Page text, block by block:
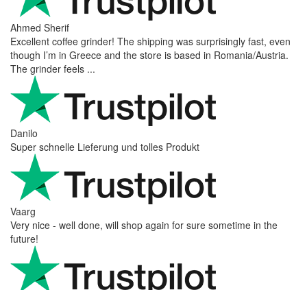
Ahmed Sherif
Excellent coffee grinder! The shipping was surprisingly fast, even
though I’m in Greece and the store is based in Romania/Austria.
The grinder feels ...
Danilo
Super schnelle Lieferung und tolles Produkt
Vaarg
Very nice - well done, will shop again for sure sometime in the
future!